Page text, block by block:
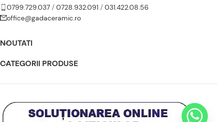
0799.729.037 / 0728.932.091 / 031.422.08.56
office@gadaceramic.ro
NOUTATI
CATEGORII PRODUSE